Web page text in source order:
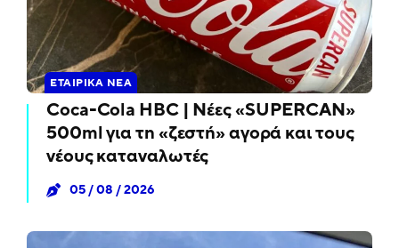
ΕΤΑΙΡΙΚΆ ΝΈΑ
Coca-Cola HBC | Νέες «SUPERCAN»
500ml για τη «ζεστή» αγορά και τους
νέους καταναλωτές
05 / 08 / 2026